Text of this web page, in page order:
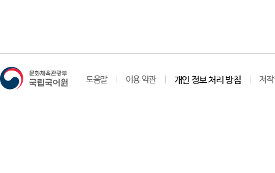
도움말 이용 약관 개인 정보 처리 방침 저